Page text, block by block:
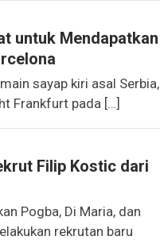
untuk Mendapatkan
sayap kiri asal Serbia,
Frankfurt pada […]
Filip Kostic dari
Pogba, Di Maria, dan
rekrutan baru